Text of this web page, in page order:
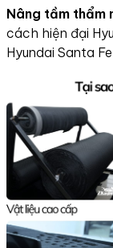
Nâng tầm thẩm
cách hiện đại
Hyundai Santa